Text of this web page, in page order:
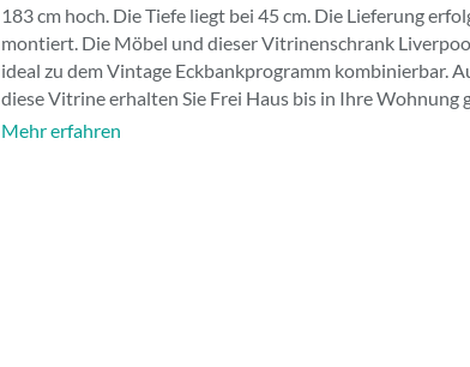
183 cm hoch. Die Tiefe liegt bei 45 cm. Die Lieferung
montiert. Die Möbel und dieser Vitrinenschrank
ideal zu dem Vintage Eckbankprogramm kombinierbar.
diese Vitrine erhalten Sie Frei Haus bis in Ihre Wohnung
Mehr erfahren